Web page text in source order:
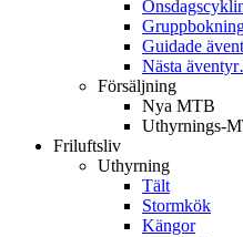
Guidade
Nästa
Försäljning
Nya MTB
Uthyrnings-
Friluftsliv
Uthyrning
Tält
Stormkök
Kängor